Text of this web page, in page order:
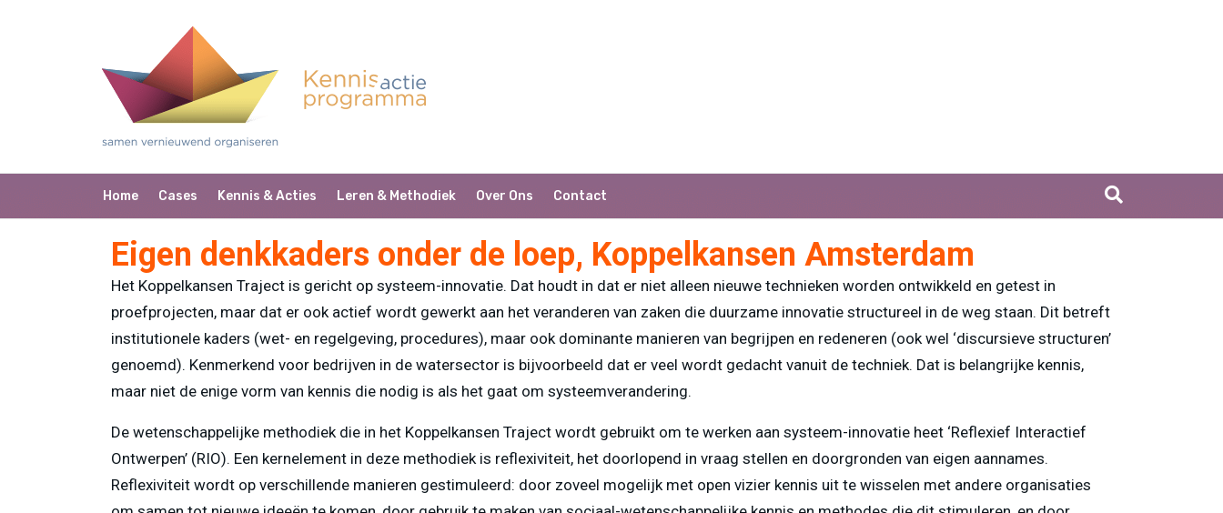
Home Cases Kennis & Acties Leren & Methodiek Over Ons Contact
Eigen denkkaders onder de loep, Koppelkansen Amsterdam
Het Koppelkansen Traject is gericht op systeem-innovatie. Dat houdt in dat er niet alleen nieuwe technieken worden ontwikkeld en getest in
proefprojecten, maar dat er ook actief wordt gewerkt aan het veranderen van zaken die duurzame innovatie structureel in de weg staan. Dit betreft
institutionele kaders (wet- en regelgeving, procedures), maar ook dominante manieren van begrijpen en redeneren (ook wel ‘discursieve structuren’
genoemd). Kenmerkend voor bedrijven in de watersector is bijvoorbeeld dat er veel wordt gedacht vanuit de techniek. Dat is belangrijke kennis,
maar niet de enige vorm van kennis die nodig is als het gaat om systeemverandering.
De wetenschappelijke methodiek die in het Koppelkansen Traject wordt gebruikt om te werken aan systeem-innovatie heet ‘Reflexief Interactief
Ontwerpen’ (RIO). Een kernelement in deze methodiek is reflexiviteit, het doorlopend in vraag stellen en doorgronden van eigen aannames.
Reflexiviteit wordt op verschillende manieren gestimuleerd: door zoveel mogelijk met open vizier kennis uit te wisselen met andere organisaties